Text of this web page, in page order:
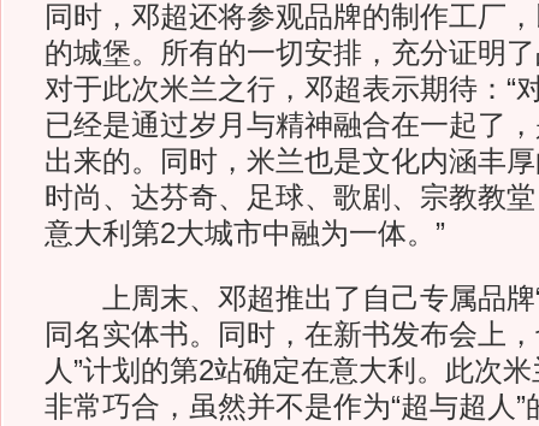
同时，邓超还将参观品牌的制作工厂
的城堡。所有的一切安排，充分证明
对于此次米兰之行，邓超表示期待：“
已经是通过岁月与精神融合在一起了
出来的。同时，米兰也是文化内涵丰
时尚、达芬奇、足球、歌剧、宗教教
意大利第2大城市中融为一体。”
上周末、邓超推出了自己专属品牌
同名实体书。同时，在新书发布会上
人”计划的第2站确定在意大利。此次
非常巧合，虽然并不是作为“超与超人